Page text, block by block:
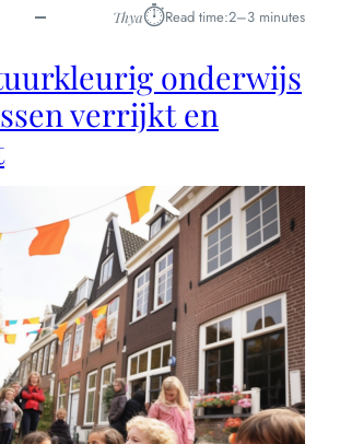
Thya⏱︎Read time:2–3 minutes
onderwijs
verrijkt en